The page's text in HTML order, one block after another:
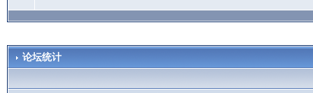
论坛统计